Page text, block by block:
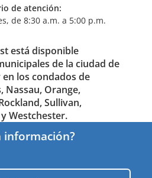
de atención:
de 8:30 a.m. a 5:00 p.m.
está disponible
de la ciudad de
en los condados de
Nassau, Orange,
Sullivan,
Westchester.
información?